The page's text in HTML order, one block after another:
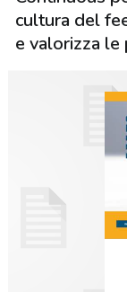
cultura del
e valorizza le